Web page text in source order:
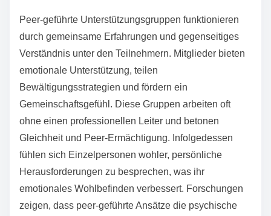
Peer-geführte Unterstützungsgruppen funktionieren
durch gemeinsame Erfahrungen und gegenseitiges
Verständnis unter den Teilnehmern. Mitglieder bieten
emotionale Unterstützung, teilen
Bewältigungsstrategien und fördern ein
Gemeinschaftsgefühl. Diese Gruppen arbeiten oft
ohne einen professionellen Leiter und betonen
Gleichheit und Peer-Ermächtigung. Infolgedessen
fühlen sich Einzelpersonen wohler, persönliche
Herausforderungen zu besprechen, was ihr
emotionales Wohlbefinden verbessert. Forschungen
zeigen, dass peer-geführte Ansätze die psychische